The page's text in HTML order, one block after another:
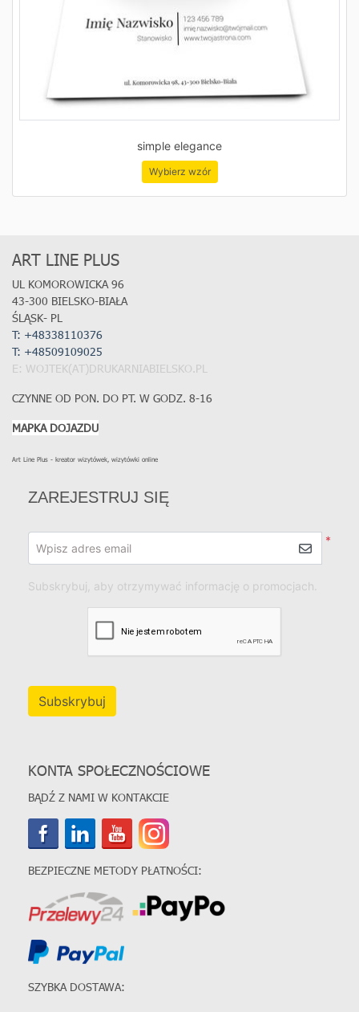
simple elegance
Wybierz wzór
ART LINE PLUS
UL KOMOROWICKA 96
43-300 BIELSKO-BIAŁA
ŚLĄSK- PL
T: +48338110376
T: +48509109025
E: WOJTEK(AT)DRUKARNIABIELSKO.PL
CZYNNE OD PON. DO PT. W GODZ. 8-16
MAPKA DOJAZDU
Art Line Plus - kreator wizytówek, wizytówki online
ZAREJESTRUJ SIĘ
*
Wpisz adres email
Subskrybuj, aby otrzymywać informację o promocjach.
Subskrybuj
KONTA SPOŁECZNOŚCIOWE
BĄDŹ Z NAMI W KONTAKCIE
BEZPIECZNE METODY PŁATNOŚCI:
SZYBKA DOSTAWA: